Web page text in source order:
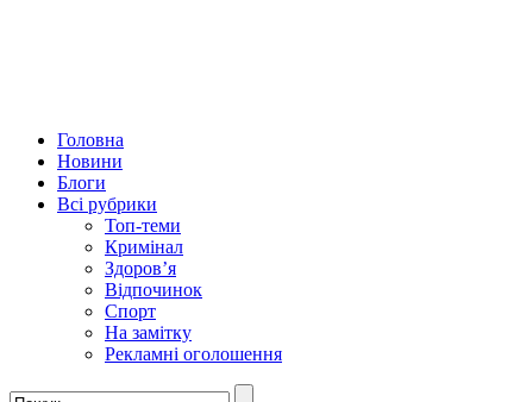
Головна
Новини
Блоги
Всі рубрики
Топ-теми
Кримінал
Здоров’я
Відпочинок
Спорт
На замітку
Рекламні оголошення